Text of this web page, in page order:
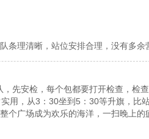
成，特制定
条理清晰，站位安排合理，没有多
先安检，每个包都要打开检查，
用，从3：30坐到5：30等升旗，
广场成为欢乐的海洋，一扫晚上